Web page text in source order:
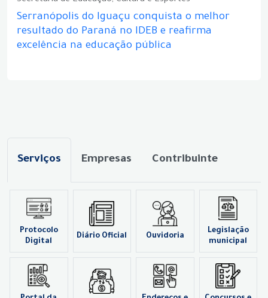
Serranópolis do Iguaçu conquista o melhor
resultado do Paraná no IDEB e reafirma
excelência na educação pública
Serviços Empresas Contribuinte
Protocolo
Digital
Diário Oficial Ouvidoria
Legislação
municipal